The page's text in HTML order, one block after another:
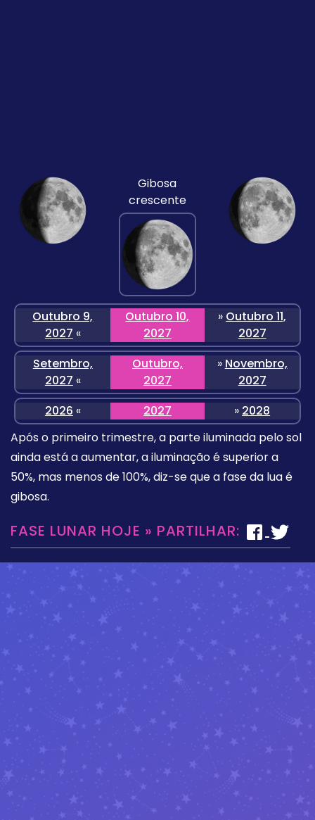
Gibosa
crescente
Outubro 9,
2027 «
Outubro 10,
2027
» Outubro 11,
2027
Setembro,
2027 «
Outubro,
2027
» Novembro,
2027
2026 « 2027 » 2028
Após o primeiro trimestre, a parte iluminada pelo sol
ainda está a aumentar, a iluminação é superior a
50%, mas menos de 100%, diz-se que a fase da lua é
gibosa.
FASE LUNAR HOJE » PARTILHAR: